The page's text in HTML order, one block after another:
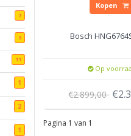
7
3
11
1
2
1
Kopen
Bosch
Op
€2.899,00
Pagina 1 van 1